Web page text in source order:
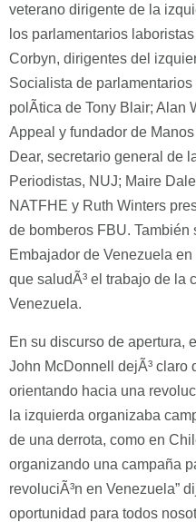
veterano dirigente de la
los parlamentarios
Corbyn, dirigentes del
Socialista de
polÃ­tica de Tony Blair; Alan
Appeal y fundador de
Dear, secretario general de
Periodistas, NUJ; Maire
NATFHE y Ruth Winters
de bomberos FBU. También
Embajador de Venezuela
que saludÃ³ el trabajo de la
Venezuela.
En su discurso de apertura,
John McDonnell dejÃ³ claro
orientando hacia una
la izquierda organizaba
de una derrota, como en
organizando una campaña
revoluciÃ³n en Venezuela”
oportunidad para todos